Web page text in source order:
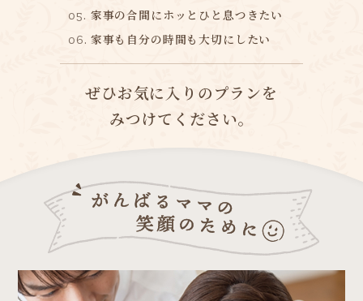
家事の合間にホッとひと息つきたい
家事も自分の時間も大切にしたい
ぜひお気に入りのプランを
みつけてください。